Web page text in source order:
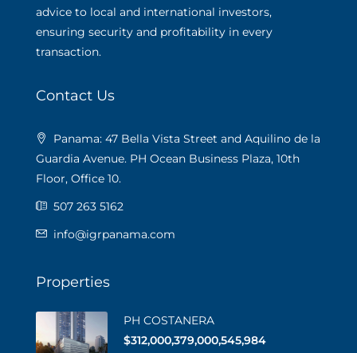
advice to local and international investors,
ensuring security and profitability in every
transaction.
Contact Us
Panama: 47 Bella Vista Street and Aquilino de la
Guardia Avenue. PH Ocean Business Plaza, 10th
Floor, Office 10.
507 263 5162
info@igrpanama.com
Properties
PH COSTANERA
$312,000,379,000,545,984